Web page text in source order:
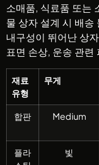
소매품, 식료품 또는
물 상자 설계 시 배송
내구성이 뛰어난 상
표면 손상, 운송 관련
재료
유형
무게
합판 Medium
플라
빛